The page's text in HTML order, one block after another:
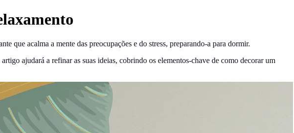
que acalma a mente das preocupações e do stress, preparando-a para dormir.
artigo ajudará a refinar as suas ideias, cobrindo os elementos-chave de como decorarum